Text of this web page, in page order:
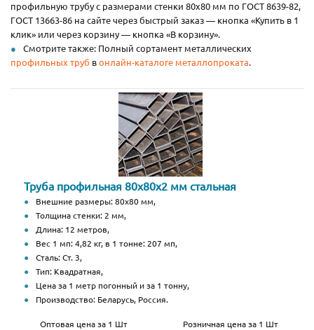
профильную трубу с размерами стенки 80х80 мм по ГОСТ 8639-82,
ГОСТ 13663-86 на сайте через быстрый заказ — кнопка «Купить в 1
клик» или через корзину — кнопка «В корзину».
Смотрите также: Полный сортамент металлических
профильных труб вонлайн-каталоге металлопроката.
Труба профильная 80х80х2 мм стальная
Внешние размеры: 80х80 мм,
Толщина стенки: 2 мм,
Длина: 12 метров,
Вес 1 мп: 4,82 кг, в 1 тонне: 207 мп,
Сталь: Ст. 3,
Тип: Квадратная,
Цена за 1 метр погонный и за 1 тонну,
Производство: Беларусь, Россия.
Оптовая цена за 1 Шт Розничная цена за 1 Шт